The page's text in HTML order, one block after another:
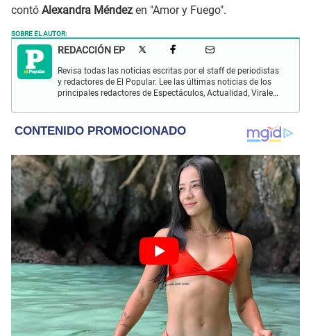
contó Alexandra Méndez en "Amor y Fuego".
SOBRE EL AUTOR:
REDACCIÓN EP
Revisa todas las noticias escritas por el staff de periodistas
y redactores de El Popular. Lee las últimas noticias de los
principales redactores de Espectáculos, Actualidad, Virales,